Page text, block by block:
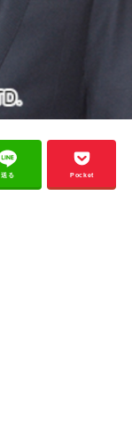
送る Pocket